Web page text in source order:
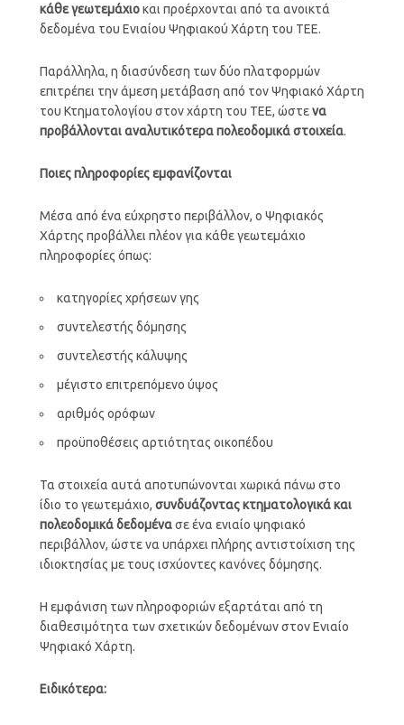
κάθε γεωτεμάχιοκαι προέρχονται από τα ανοικτά
δεδομένα του Ενιαίου Ψηφιακού Χάρτη του ΤΕΕ.
Παράλληλα, η διασύνδεση των δύο πλατφορμών
επιτρέπει την άμεση μετάβαση από τον Ψηφιακό Χάρτη
του Κτηματολογίου στον χάρτη του ΤΕΕ, ώστενα
προβάλλονται αναλυτικότερα πολεοδομικά στοιχεία.
Ποιες πληροφορίες εμφανίζονται
Μέσα από ένα εύχρηστο περιβάλλον, ο Ψηφιακός
Χάρτης προβάλλει πλέον για κάθε γεωτεμάχιο
πληροφορίες όπως:
κατηγορίες χρήσεων γης
συντελεστής δόμησης
συντελεστής κάλυψης
μέγιστο επιτρεπόμενο ύψος
αριθμός ορόφων
προϋποθέσεις αρτιότητας οικοπέδου
Τα στοιχεία αυτά αποτυπώνονται χωρικά πάνω στο
ίδιο το γεωτεμάχιο, συνδυάζοντας κτηματολογικά και
πολεοδομικά δεδομένασε ένα ενιαίο ψηφιακό
περιβάλλον, ώστε να υπάρχει πλήρης αντιστοίχιση της
ιδιοκτησίας με τους ισχύοντες κανόνες δόμησης.
Η εμφάνιση των πληροφοριών εξαρτάται από τη
διαθεσιμότητα των σχετικών δεδομένων στον Ενιαίο
Ψηφιακό Χάρτη.
Ειδικότερα: